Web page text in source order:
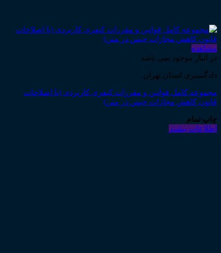
مشاهده
در انبار موجود نمی باشد
دادگستری استان تهران
مجموعه کامل قوانین و مقررات کیفری کاربردی (با اصلاحات
قانون کاهش مجازات حبس در متن)
چاپ تمام
اطلاعات بیشتر